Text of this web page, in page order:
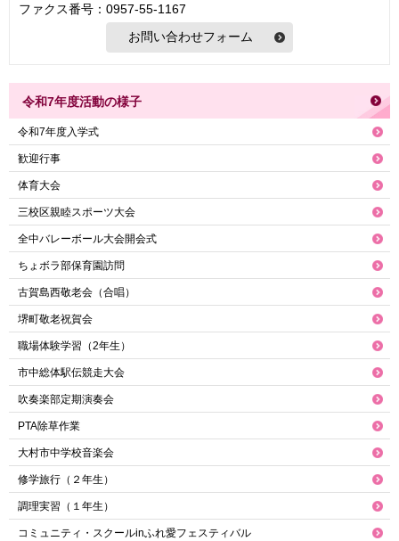
ファクス番号：0957-55-1167
令和7年度活動の様子
令和7年度入学式
歓迎行事
体育大会
三校区親睦スポーツ大会
全中バレーボール大会開会式
ちょボラ部保育園訪問
古賀島西敬老会（合唱）
堺町敬老祝賀会
職場体験学習（2年生）
市中総体駅伝競走大会
吹奏楽部定期演奏会
PTA除草作業
大村市中学校音楽会
修学旅行（２年生）
調理実習（１年生）
コミュニティ・スクールinふれ愛フェスティバル